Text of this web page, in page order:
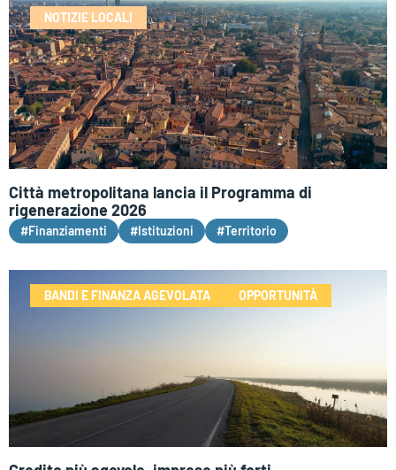
NOTIZIE LOCALI
Città metropolitana lancia il Programma di
rigenerazione 2026
#Finanziamenti #Istituzioni #Territorio
BANDI E FINANZA AGEVOLATA OPPORTUNITÀ